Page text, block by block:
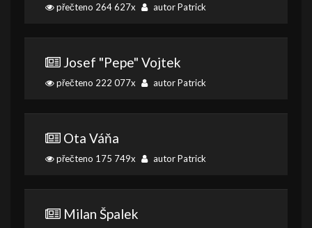
přečteno 264 627x autor Patrick
Josef "Pepe" Vojtek
přečteno 222 077x autor Patrick
Ota Váňa
přečteno 175 749x autor Patrick
Milan Špalek